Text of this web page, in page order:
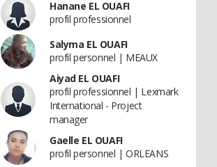
Hanane EL OUAFI
profil professionnel
Salyma EL OUAFI
profil personnel | MEAUX
Aiyad EL OUAFI
profil professionnel | Lexmark
International - Project
manager
Gaelle EL OUAFI
profil personnel | ORLEANS